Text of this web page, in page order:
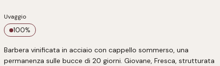
Uvaggio
100%
Barbera vinificata in acciaio con cappello sommerso, una
permanenza sulle bucce di 20 giorni. Giovane, Fresca, strutturata